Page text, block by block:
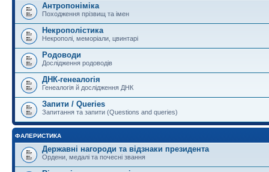
Антропоніміка
Походження прізвищ та імен
Некрополістика
Некрополі, меморіали, цвинтарі
Родоводи
Дослідження родоводів
ДНК-генеалогія
Генеалогія й дослідження ДНК
Запити / Queries
Запитання та запити (Questions and queries)
ФАЛЕРИСТИКА
Державні нагороди та відзнаки президента
Ордени, медалі та почесні звання